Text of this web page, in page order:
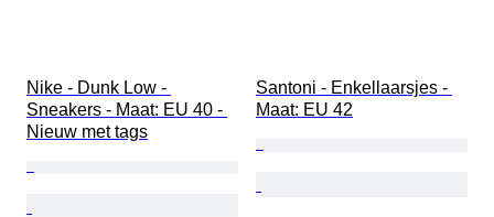
Nike - Dunk Low -
Sneakers - Maat: EU 40 -
Nieuw met tags
Santoni - Enkellaarsjes -
Maat: EU 42